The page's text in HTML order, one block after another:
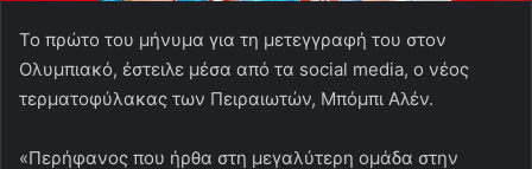
Το πρώτο του μήνυμα για τη μετεγγραφή του στον
Ολυμπιακό, έστειλε μέσα από τα social media, ο νέος
τερματοφύλακας των Πειραιωτών, Μπόμπι Αλέν.
«Περήφανος που ήρθα στη μεγαλύτερη ομάδα στην